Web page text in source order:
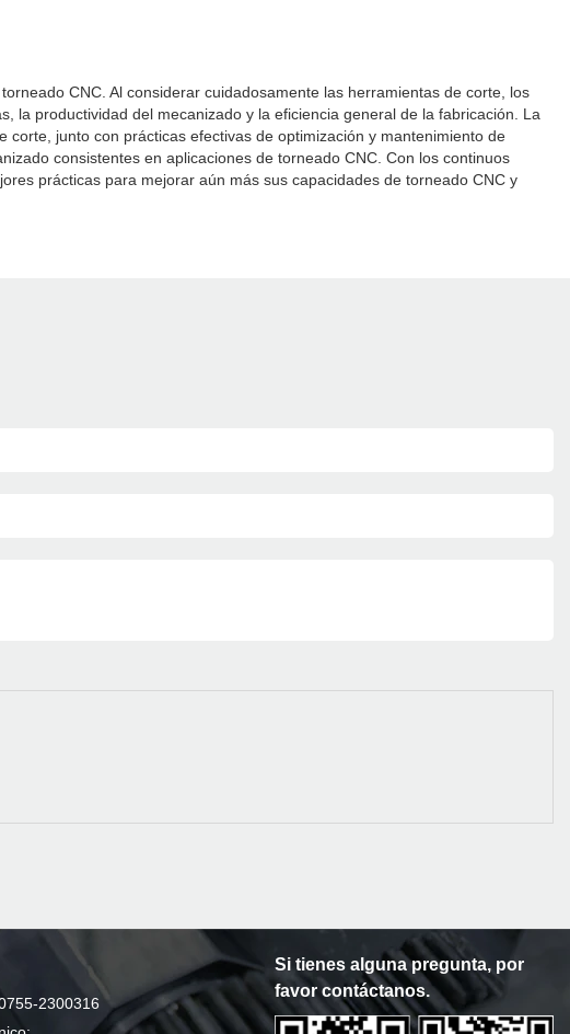
CNC. Al considerar cuidadosamente las herramientas de corte, los
la productividad del mecanizado y la eficiencia general de la fabricación. La
junto con prácticas efectivas de optimización y mantenimiento de
consistentes en aplicaciones de torneado CNC. Con los continuos
prácticas para mejorar aún más sus capacidades de torneado CNC y
2300316
Si tienes alguna pregunta, por
favor contáctanos.